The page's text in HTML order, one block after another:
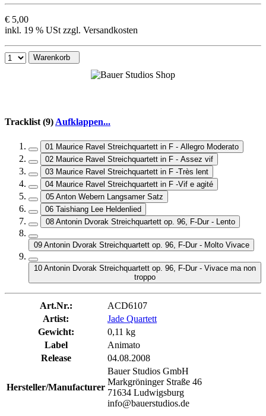
€ 5,00
inkl. 19 % USt zzgl. Versandkosten
Warenkorb
Tracklist (9)Aufklappen...
01 Maurice Ravel Streichquartett in F - Allegro Moderato
02 Maurice Ravel Streichquartett in F - Assez vif
03 Maurice Ravel Streichquartett in F -Très lent
04 Maurice Ravel Streichquartett in F -Vif e agité
05 Anton Webern Langsamer Satz
06 Taishiang Lee Heldenlied
08 Antonin Dvorak Streichquartett op. 96, F-Dur - Lento
09 Antonin Dvorak Streichquartett op. 96, F-Dur - Molto Vivace
10 Antonin Dvorak Streichquartett op. 96, F-Dur - Vivace ma non
troppo
Art.Nr.:
ACD6107
Artist:
Jade Quartett
Gewicht:
0,11 kg
Label
Animato
Release
04.08.2008
Hersteller/Manufacturer
Bauer Studios GmbH
Markgröninger Straße 46
71634 Ludwigsburg
info@bauerstudios.de